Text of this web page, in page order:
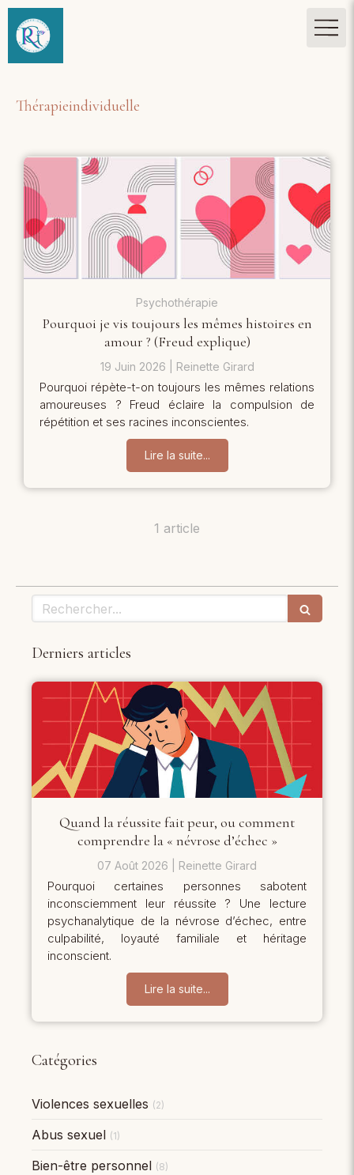
Thérapieindividuelle
Psychothérapie
Pourquoi je vis toujours les mêmes histoires en
amour ? (Freud explique)
19 Juin 2026 Reinette Girard
Pourquoi répète-t-on toujours les mêmes relations
amoureuses ? Freud éclaire la compulsion de
répétition et ses racines inconscientes.
Lire la suite...
1 article
Rechercher
Derniers articles
Quand la réussite fait peur, ou comment
comprendre la « névrose d’échec »
07 Août 2026 Reinette Girard
Pourquoi certaines personnes sabotent
inconsciemment leur réussite ? Une lecture
psychanalytique de la névrose d’échec, entre
culpabilité, loyauté familiale et héritage
inconscient.
Lire la suite...
Catégories
Violences sexuelles (2)
Abus sexuel (1)
Bien-être personnel (8)